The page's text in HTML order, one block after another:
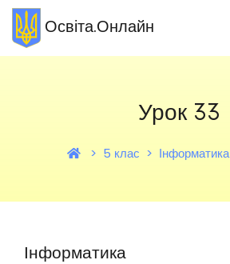
Освіта.Онлайн
Урок 33
5 клас Інформатика
Інформатика